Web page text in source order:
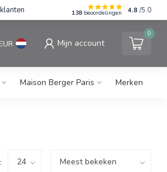
138 beoordelingen 4.8 /5.0
EUR Mijn account
0
Maison Berger Paris Merken